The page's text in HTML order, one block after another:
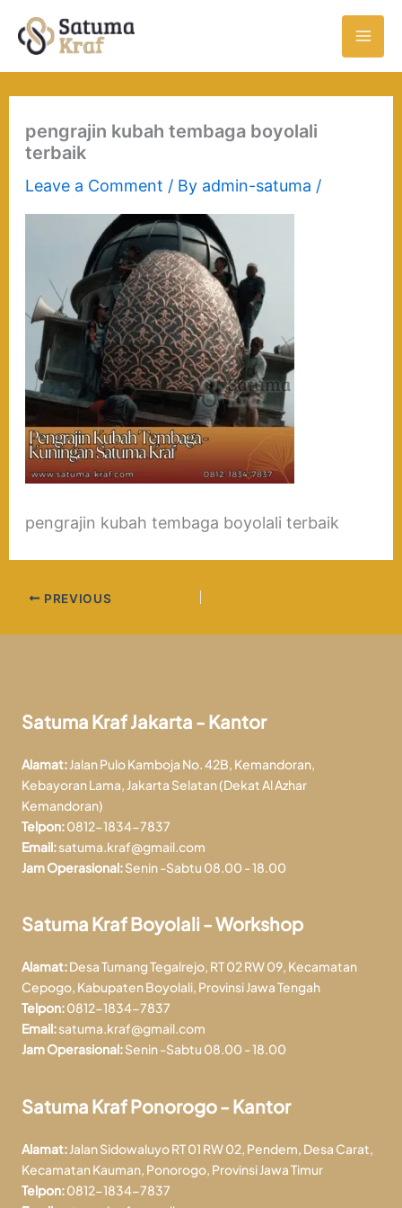
pengrajin kubah tembaga boyolali
terbaik
Leave a Comment / By admin-satuma /
pengrajin kubah tembaga boyolali terbaik
PREVIOUS
Satuma Kraf Jakarta - Kantor
Alamat:Jalan Pulo Kamboja No. 42B, Kemandoran,
Kebayoran Lama, Jakarta Selatan (Dekat Al Azhar
Kemandoran)
Telpon:0812-1834-7837
Email:satuma.kraf@gmail.com
Jam Operasional:Senin -Sabtu 08.00 - 18.00
Satuma Kraf Boyolali - Workshop
Alamat:Desa Tumang Tegalrejo, RT 02 RW 09, Kecamatan
Cepogo, Kabupaten Boyolali, Provinsi Jawa Tengah
Telpon:0812-1834-7837
Email:satuma.kraf@gmail.com
Jam Operasional:Senin -Sabtu 08.00 - 18.00
Satuma Kraf Ponorogo - Kantor
Alamat:Jalan Sidowaluyo RT 01 RW 02, Pendem, Desa Carat,
Kecamatan Kauman, Ponorogo, Provinsi Jawa Timur
Telpon:0812-1834-7837